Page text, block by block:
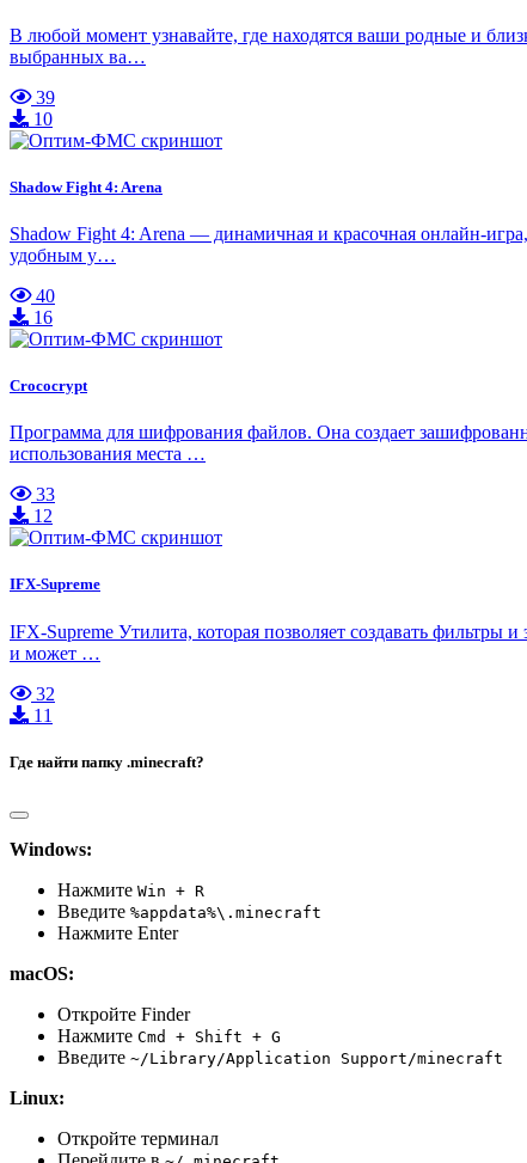
В любой момент узнавайте, где находятся ваши родные и
выбранных ва…
39
10
Shadow Fight 4: Arena
Shadow Fight 4: Arena — динамичная и красочная онлайн-
удобным у…
40
16
Crococrypt
Программа для шифрования файлов. Она создает
использования места …
33
12
IFX-Supreme
IFX-Supreme Утилита, которая позволяет создавать
и может …
32
11
Где найти папку .minecraft?
Windows:
Нажмите Win + R
Введите %appdata%\.minecraft
Нажмите Enter
macOS:
Откройте Finder
Нажмите Cmd + Shift + G
Введите ~/Library/Application Support/minecraft
Linux:
Откройте терминал